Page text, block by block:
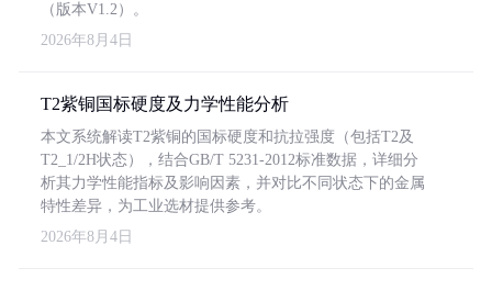
（版本V1.2）。
2026年8月4日
T2紫铜国标硬度及力学性能分析
本文系统解读T2紫铜的国标硬度和抗拉强度（包括T2及
T2_1/2H状态），结合GB/T 5231-2012标准数据，详细分
析其力学性能指标及影响因素，并对比不同状态下的金属
特性差异，为工业选材提供参考。
2026年8月4日